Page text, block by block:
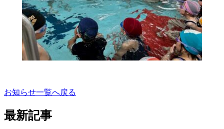
お知らせ一覧へ戻る
最新記事